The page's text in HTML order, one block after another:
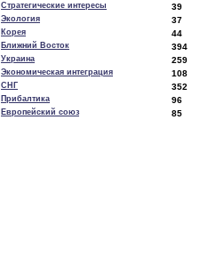
Стратегические интересы 39
Экология 37
Корея 44
Ближний Восток 394
Украина 259
Экономическая интеграция 108
СНГ 352
Прибалтика 96
Европейский союз 85